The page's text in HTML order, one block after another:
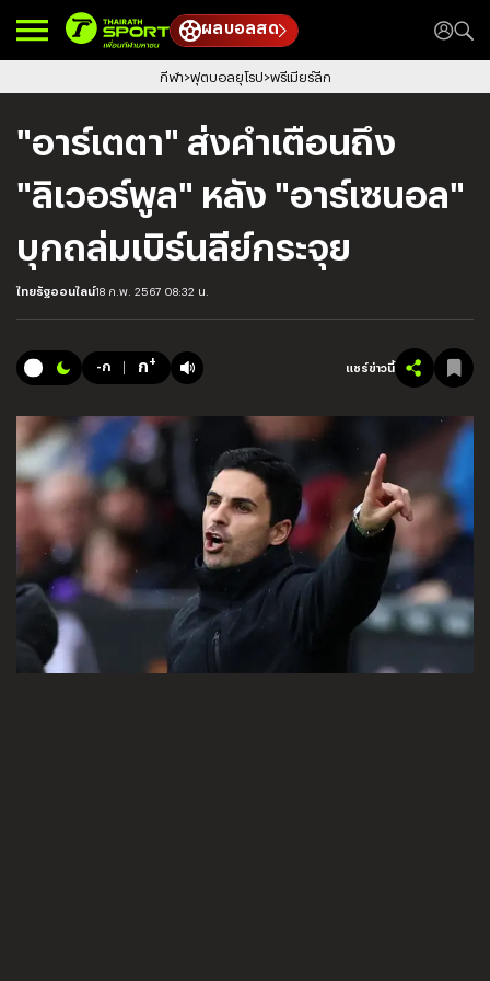
ผลบอลสด
กีฬา ฟุตบอลยุโรป พรีเมียร์ลีก
"อาร์เตตา" ส่งคำเตือนถึง
"ลิเวอร์พูล" หลัง "อาร์เซนอล"
บุกถล่มเบิร์นลีย์กระจุย
ไทยรัฐออนไลน์18 ก.พ. 2567 08:32 น.
-ก ก+ แชร์ข่าวนี้